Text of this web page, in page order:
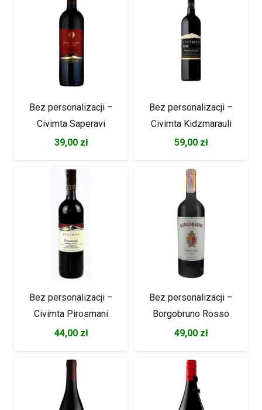
Bez personalizacji –
Civimta Saperavi
39,00 zł
Bez personalizacji –
Civimta Kidzmarauli
59,00 zł
Bez personalizacji –
Civimta Pirosmani
44,00 zł
Bez personalizacji –
Borgobruno Rosso
49,00 zł